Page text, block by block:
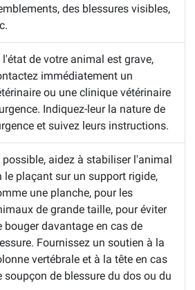
des blessures visibles,
l'état de votre animal est grave,
immédiatement un
ou une clinique vétérinaire
Indiquez-leur la nature de
et suivez leurs instructions.
possible, aidez à stabiliser l'animal
le plaçant sur un support rigide,
une planche, pour les
de grande taille, pour éviter
bouger davantage en cas de
Fournissez un soutien à la
vertébrale et à la tête en cas
soupçon de blessure du dos ou du